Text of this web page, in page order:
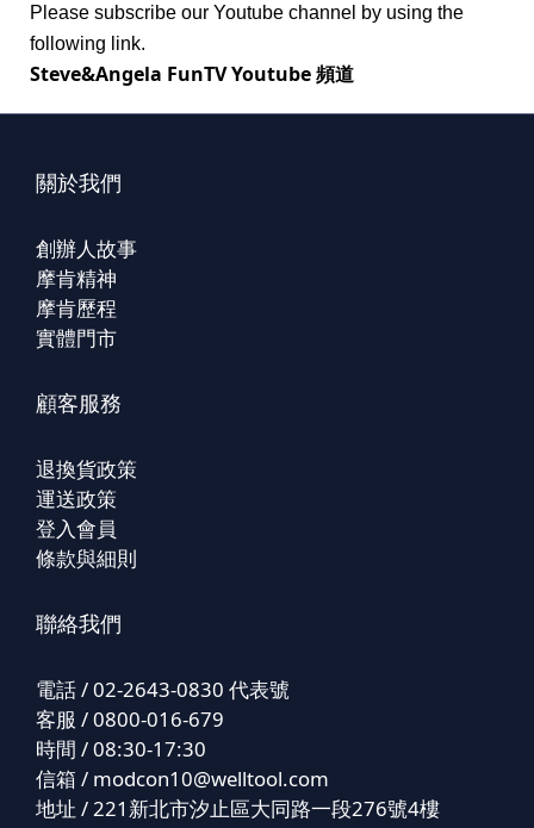
Please subscribe our Youtube channel by using the
following link.
Steve&Angela FunTV Youtube 頻道
關於我們
創辦人故事
摩肯精神
摩肯歷程
實體門市
顧客服務
退換貨政策
運送政策
登入會員
條款與細則
聯絡我們
電話 / 02-2643-0830 代表號
客服 / 0800-016-679
時間 / 08:30-17:30
信箱 / modcon10@welltool.com
地址 / 221新北市汐止區大同路一段276號4樓